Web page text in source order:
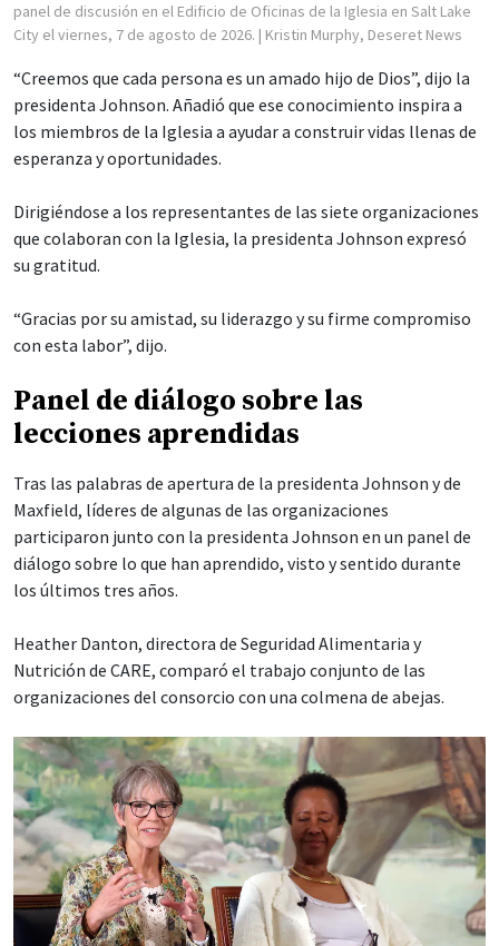
panel de discusión en el Edificio de Oficinas de la Iglesia en Salt Lake
City el viernes, 7 de agosto de 2026. | Kristin Murphy, Deseret News
“Creemos que cada persona es un amado hijo de Dios”, dijo la
presidenta Johnson. Añadió que ese conocimiento inspira a
los miembros de la Iglesia a ayudar a construir vidas llenas de
esperanza y oportunidades.
Dirigiéndose a los representantes de las siete organizaciones
que colaboran con la Iglesia, la presidenta Johnson expresó
su gratitud.
“Gracias por su amistad, su liderazgo y su firme compromiso
con esta labor”, dijo.
Panel de diálogo sobre las
lecciones aprendidas
Tras las palabras de apertura de la presidenta Johnson y de
Maxfield, líderes de algunas de las organizaciones
participaron junto con la presidenta Johnson en un panel de
diálogo sobre lo que han aprendido, visto y sentido durante
los últimos tres años.
Heather Danton, directora de Seguridad Alimentaria y
Nutrición de CARE, comparó el trabajo conjunto de las
organizaciones del consorcio con una colmena de abejas.